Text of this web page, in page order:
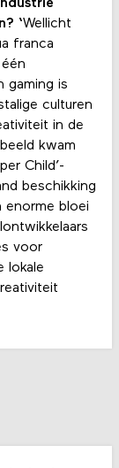
‘Wellicht
franca
gaming is
culturen
in de
kwam
Child’-
beschikking
enorme bloei
voor
lokale